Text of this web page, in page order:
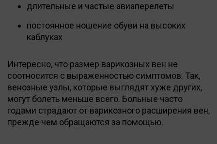
длительные и частые авиаперелеты
постоянное ношение обуви на высоких
каблуках
Интересно, что размер варикозных вен не
соотносится с выраженностью симптомов. Так,
венозные узлы, которые выглядят хуже других,
могут болеть меньше всего. Больные часто
годами страдают от варикозного расширения вен,
прежде чем обращаются за помощью.